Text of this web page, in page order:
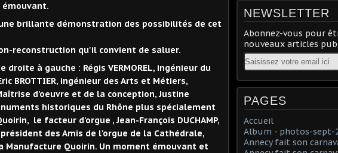
brillante démonstration des possibilités de cet
reconstruction qu'il convient de saluer.
à gauche : Régis VERMOREL, ingénieur du
BROTTIER, ingénieur des Arts et Métiers,
d'oeuvre et de la conception, Justine
historiques du Rhône plus spécialement
le facteur d'orgue , Jean-François DUCHAMP,
des Amis de l'orgue de la Cathédrale,
Manufacture Quoirin. Un moment émouvant et
NEWSLETTER
Abonnez-vous pour
nouveaux articles
Email
PAGES
Accueil
Album - photos-sept-
Annecy fait son